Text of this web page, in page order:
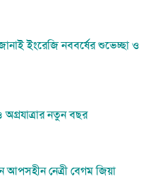
ইংরেজি নববর্ষের শুভেচ্ছা ও
নতুন বছর
আপসহীন নেত্রী বেগম জিয়া